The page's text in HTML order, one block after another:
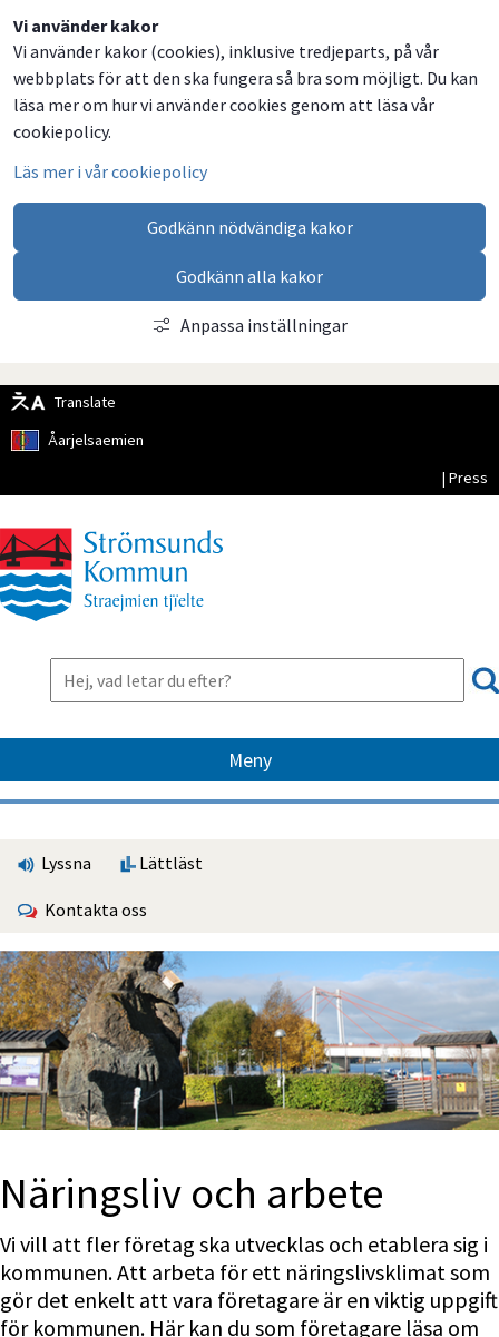
Vi använder kakor
Vi använder kakor (cookies), inklusive tredjeparts, på vår
webbplats för att den ska fungera så bra som möjligt. Du kan
läsa mer om hur vi använder cookies genom att läsa vår
cookiepolicy.
Läs mer i vår cookiepolicy
Godkänn nödvändiga kakor
Godkänn alla kakor
Anpassa inställningar
Translate
Åarjelsaemien
| Press
Meny
Lyssna Lättläst
Kontakta oss
Närings­liv och arbete
Vi vill att fler företag ska utvecklas och etablera sig i
kommunen. Att arbeta för ett näringslivsklimat som
gör det enkelt att vara företagare är en viktig uppgift
för kommunen. Här kan du som företagare läsa om
Dela
på
Facebook
Dela
på
Twitter
Dela
på
LinkedIn
Dela
via
email